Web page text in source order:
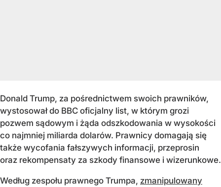
Donald Trump, za pośrednictwem swoich prawników,
wystosował do BBC oficjalny list, w którym grozi
pozwem sądowym i żąda odszkodowania w wysokości
co najmniej miliarda dolarów. Prawnicy domagają się
także wycofania fałszywych informacji, przeprosin
oraz rekompensaty za szkody finansowe i wizerunkowe.
Według zespołu prawnego Trumpa, zmanipulowany